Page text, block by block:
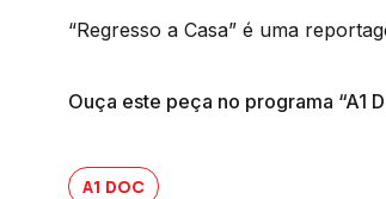
“Regresso a Casa” é uma
Ouça este peça no programa “A1
A1 DOC